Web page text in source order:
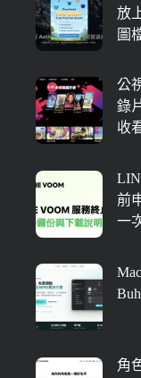
放
圖
公
錄
收
前
一
角